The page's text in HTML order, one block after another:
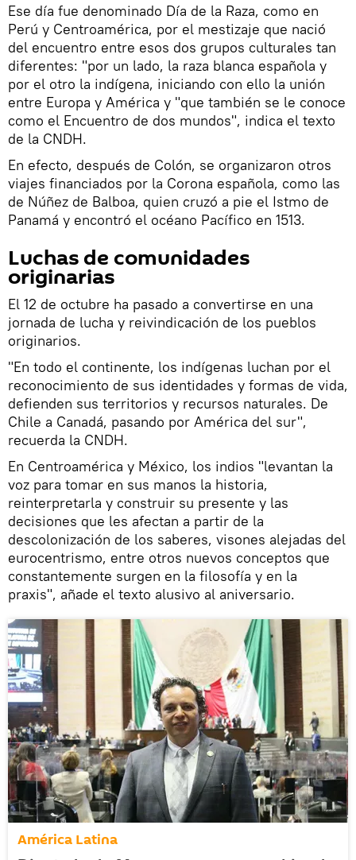
Ese día fue denominado Día de la Raza, como en
Perú y Centroamérica, por el mestizaje que nació
del encuentro entre esos dos grupos culturales tan
diferentes: "por un lado, la raza blanca española y
por el otro la indígena, iniciando con ello la unión
entre Europa y América y "que también se le conoce
como el Encuentro de dos mundos", indica el texto
de la CNDH.
En efecto, después de Colón, se organizaron otros
viajes financiados por la Corona española, como las
de Núñez de Balboa, quien cruzó a pie el Istmo de
Panamá y encontró el océano Pacífico en 1513.
Luchas de comunidades
originarias
El 12 de octubre ha pasado a convertirse en una
jornada de lucha y reivindicación de los pueblos
originarios.
"En todo el continente, los indígenas luchan por el
reconocimiento de sus identidades y formas de vida,
defienden sus territorios y recursos naturales. De
Chile a Canadá, pasando por América del sur",
recuerda la CNDH.
En Centroamérica y México, los indios "levantan la
voz para tomar en sus manos la historia,
reinterpretarla y construir su presente y las
decisiones que les afectan a partir de la
descolonización de los saberes, visones alejadas del
eurocentrismo, entre otros nuevos conceptos que
constantemente surgen en la filosofía y en la
praxis", añade el texto alusivo al aniversario.
América Latina